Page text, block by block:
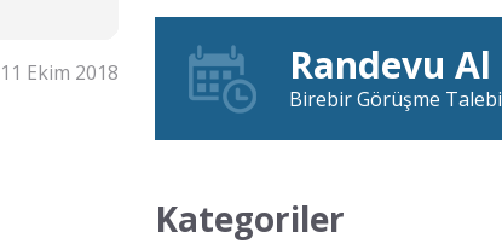
11 Ekim 2018 Randevu Al
Birebir Görüşme Talebi
Kategoriler